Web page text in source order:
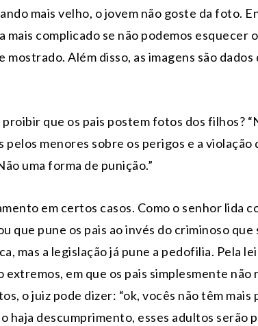
mais velho, o jovem não goste da foto.
mais complicado se não podemos esquecer
mostrado. Além disso, as imagens são
que os pais postem fotos dos filhos?
pelos menores sobre os perigos e a violação
uma forma de punição.”
em certos casos. Como o senhor lida
que pune os pais ao invés do criminoso
mas a legislação já pune a pedofilia. Pela
extremos, em que os pais simplesmente
o juiz pode dizer: “ok, vocês não têm
haja descumprimento, esses adultos serão